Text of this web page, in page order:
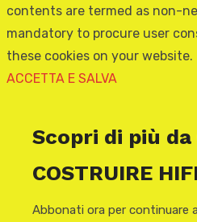
contents are termed as non-
mandatory to procure user
these cookies on your website.
ACCETTA E SALVA
Scopri di più da
COSTRUIRE
Abbonati ora per continuare